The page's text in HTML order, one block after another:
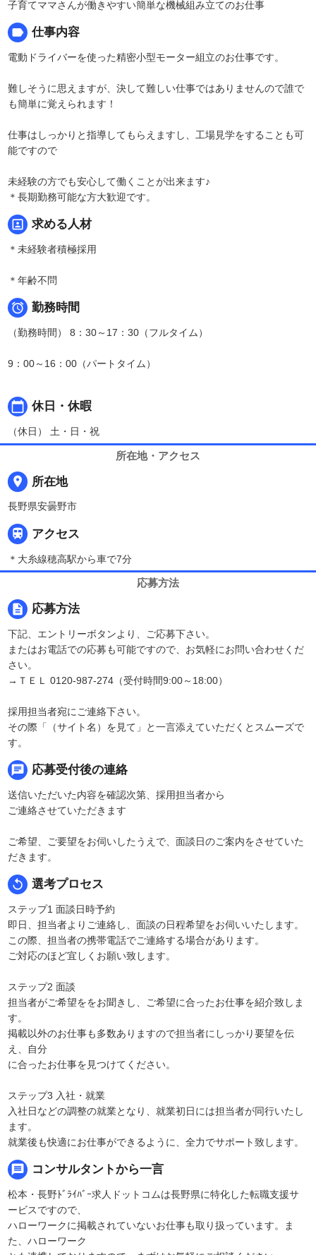
子育てママさんが働きやすい簡単な機械組み立てのお仕事
label 仕事内容
電動ドライバーを使った精密小型モーター組立のお仕事です。
難しそうに思えますが、決して難しい仕事ではありませんので誰で
も簡単に覚えられます！
仕事はしっかりと指導してもらえますし、工場見学をすることも可
能ですので
未経験の方でも安心して働くことが出来ます♪
＊長期勤務可能な方大歓迎です。
portrait 求める人材
＊未経験者積極採用
＊年齢不問
 勤務時間
（勤務時間） 8：30～17：30（フルタイム）
9：00～16：00（パートタイム）
calendar_today 休日・休暇
（休日） 土・日・祝
所在地・アクセス
place 所在地
長野県安曇野市
 アクセス
＊大糸線穂高駅から車で7分
応募方法
description 応募方法
下記、エントリーボタンより、ご応募下さい。
またはお電話での応募も可能ですので、お気軽にお問い合わせくだ
さい。
→ＴＥＬ 0120-987-274（受付時間9:00～18:00）
採用担当者宛にご連絡下さい。
その際「（サイト名）を見て」と一言添えていただくとスムーズで
す。
chat 応募受付後の連絡
送信いただいた内容を確認次第、採用担当者から
ご連絡させていただきます
ご希望、ご要望をお伺いしたうえで、面談日のご案内をさせていた
だきます。
replay 選考プロセス
ステップ1 面談日時予約
即日、担当者よりご連絡し、面談の日程希望をお伺いいたします。
この際、担当者の携帯電話でご連絡する場合があります。
ご対応のほど宜しくお願い致します。
ステップ2 面談
担当者がご希望ををお聞きし、ご希望に合ったお仕事を紹介致しま
す。
掲載以外のお仕事も多数ありますので担当者にしっかり要望を伝
え、自分
に合ったお仕事を見つけてください。
ステップ3 入社・就業
入社日などの調整の就業となり、就業初日には担当者が同行いたし
ます。
就業後も快適にお仕事ができるように、全力でサポート致します。
message コンサルタントから一言
松本・長野ﾄﾞﾗｲﾊﾞｰ求人ドットコムは長野県に特化した転職支援サ
ービスですので、
ハローワークに掲載されていないお仕事も取り扱っています。ま
た、ハローワーク